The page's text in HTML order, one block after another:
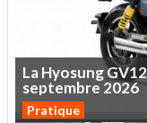
LaHyosung
septembre2026
Pratique